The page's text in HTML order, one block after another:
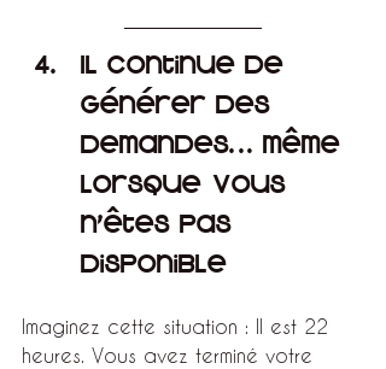
Il continue de
générer des
demandes… même
lorsque vous
n'êtes pas
disponible
Imaginez cette situation : Il est 22
heures. Vous avez terminé votre